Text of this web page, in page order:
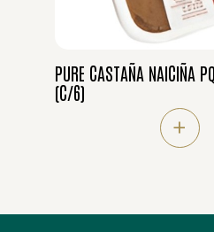
PURE CASTAÑA NAICIÑA
(C/6)
+